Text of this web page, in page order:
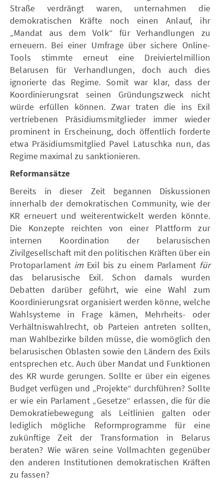
Straße verdrängt waren, unternahmen die
demokratischen Kräfte noch einen Anlauf, ihr
„Mandat aus dem Volk“ für Verhandlungen zu
erneuern. Bei einer Umfrage über sichere Online-
Tools stimmte erneut eine Dreiviertelmillion
Belarusen für Verhandlungen, doch auch dies
ignorierte das Regime. Somit war klar, dass der
Koordinierungsrat seinen Gründungszweck nicht
würde erfüllen können. Zwar traten die ins Exil
vertriebenen Präsidiumsmitglieder immer wieder
prominent in Erscheinung, doch öffentlich forderte
etwa Präsidiumsmitglied Pavel Latuschka nun, das
Regime maximal zu sanktionieren.
Reformansätze
Bereits in dieser Zeit begannen Diskussionen
innerhalb der demokratischen Community, wie der
KR erneuert und weiterentwickelt werden könnte.
Die Konzepte reichten von einer Plattform zur
internen Koordination der belarusischen
Zivilgesellschaft mit den politischen Kräften über ein
Protoparlament im Exil bis zu einem Parlament für
das belarusische Exil. Schon damals wurden
Debatten darüber geführt, wie eine Wahl zum
Koordinierungsrat organisiert werden könne, welche
Wahlsysteme in Frage kämen, Mehrheits- oder
Verhältniswahlrecht, ob Parteien antreten sollten,
man Wahlbezirke bilden müsse, die womöglich den
belarusischen Oblasten sowie den Ländern des Exils
entsprechen etc. Auch über Mandat und Funktionen
des KR wurde gerungen. Sollte er über ein eigenes
Budget verfügen und „Projekte“ durchführen? Sollte
er wie ein Parlament „Gesetze“ erlassen, die für die
Demokratiebewegung als Leitlinien galten oder
lediglich mögliche Reformprogramme für eine
zukünftige Zeit der Transformation in Belarus
beraten? Wie wären seine Vollmachten gegenüber
den anderen Institutionen demokratischen Kräften
zu fassen?